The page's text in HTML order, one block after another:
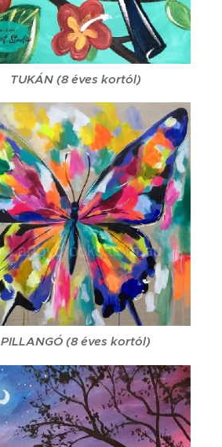
TUKÁN (8 éves kortól)
PILLANGÓ (8 éves kortól)